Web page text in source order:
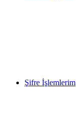
Şifre İşlemlerim